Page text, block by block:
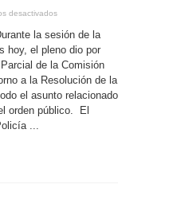
desactivados
Rico-
Informe
cameral
confirma
malestar
los
policías
con
las
la sesión de la
hoy, el pleno dio por
de la Comisión
a la Resolución de la
el asunto relacionado
orden público. El
...